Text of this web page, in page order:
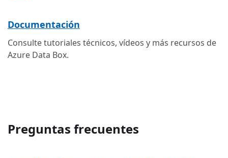
Documentación
Consulte tutoriales técnicos, vídeos y más recursos de
Azure Data Box.
Preguntas frecuentes